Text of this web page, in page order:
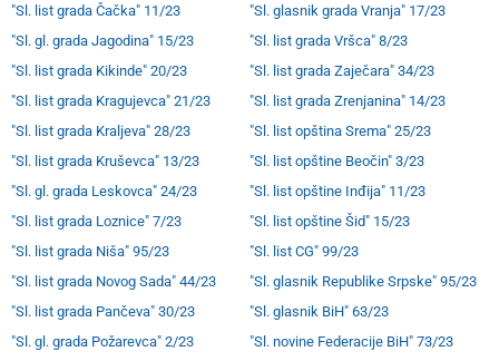
"Sl. list grada Čačka" 11/23
"Sl. gl. grada Jagodina" 15/23
"Sl. list grada Kikinde" 20/23
"Sl. list grada Kragujevca" 21/23
"Sl. list grada Kraljeva" 28/23
"Sl. list grada Kruševca" 13/23
"Sl. gl. grada Leskovca" 24/23
"Sl. list grada Loznice" 7/23
"Sl. list grada Niša" 95/23
"Sl. list grada Novog Sada" 44/23
"Sl. list grada Pančeva" 30/23
"Sl. gl. grada Požarevca" 2/23
"Sl. glasnik grada Vranja" 17/23
"Sl. list grada Vršca" 8/23
"Sl. list grada Zaječara" 34/23
"Sl. list grada Zrenjanina" 14/23
"Sl. list opština Srema" 25/23
"Sl. list opštine Beočin" 3/23
"Sl. list opštine Inđija" 11/23
"Sl. list opštine Šid" 15/23
"Sl. list CG" 99/23
"Sl. glasnik Republike Srpske" 95/23
"Sl. glasnik BiH" 63/23
"Sl. novine Federacije BiH" 73/23